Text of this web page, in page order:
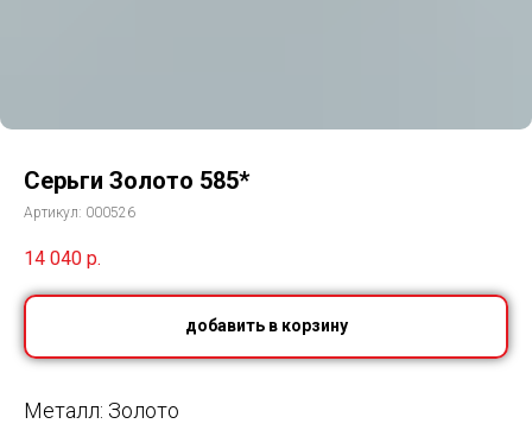
Серьги Золото 585*
Артикул: 000526
14 040 р.
добавить в корзину
Металл: Золото